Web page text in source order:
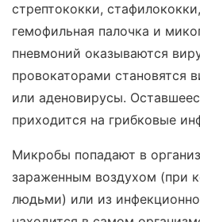
стрептококки,
гемофильная палочка и
пневмоний оказываются
провокаторами становятся
или аденовирусы.
приходится на грибковые
Микробы попадают в
зараженным воздухом (при
людьми) или из